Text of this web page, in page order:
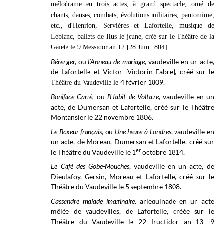
mélodrame en trois actes, à grand spectacle, orné de
chants, danses, combats, évolutions militaires, pantomime,
etc., d'Henrion, Servières et Lafortelle, musique de
Leblanc, ballets de Hus le jeune, créé sur le Théâtre de la
Gaieté le 9 Messidor an 12 [28 Juin 1804].
Bérenger,ou l’Anneau de mariage, vaudeville en un acte,
de Lafortelle et Victor [Victorin Fabre], créé sur le
Théâtre du Vaudeville le 4 février 1809.
Boniface Carré, ou l'Habit de Voltaire, vaudeville en un
acte, de Dumersan et Lafortelle, créé sur le Théâtre
Montansier le 22 novembre 1806.
Le Boxeur français, ou Une heure à Londres, vaudeville en
un acte, de Moreau, Dumersan et Lafortelle, créé sur
leThéâtre du Vaudeville le 1er octobre 1814.
Le Café des Gobe-Mouches,vaudeville en un acte, de
Dieulafoy, Gersin, Moreau et Lafortelle, créé sur le
Théâtre du Vaudeville le 5 septembre 1808.
Cassandre malade imaginaire, arlequinade en un acte
mêlée de vaudevilles, de Lafortelle, créée sur le
Théâtre du Vaudeville le 22 fructidor an 13 [9